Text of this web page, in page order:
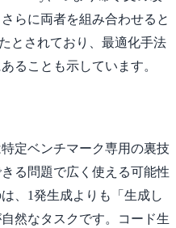
らに両者を組み合わせると
とされており、最適化手法
ることも示しています。
定ベンチマーク専用の裏技
る問題で広く使える可能性
、1発生成よりも「生成し
然なタスクです。コード生